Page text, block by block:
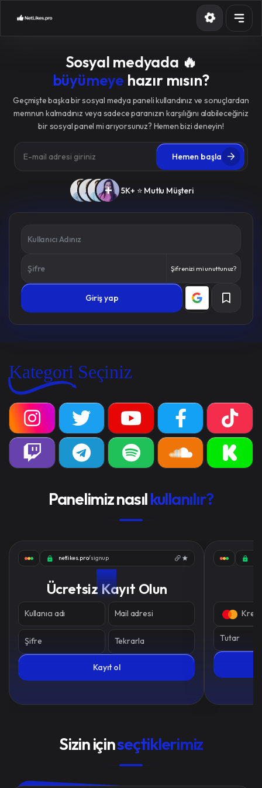
API
Blog
Contact
Hızlı Üyelik
Sosyal medyada 🔥
büyümeye hazır mısın?
Geçmişte başka bir sosyal medya paneli kullandınız ve sonuçlardan
memnun kalmadınız veya sadece paranızın karşılığını alabileceğiniz
bir sosyal panel mi arıyorsunuz? Hemen bizi deneyin!
Hemen başla
+ 5K+ ⭐ Mutlu Müşteri
Şifrenizi mi unuttunuz?
Giriş yap
Kategori Seçiniz
Panelimiz nasılkullanılır?
netlikes.pro/signup
01
Ücretsiz Kayıt Olun
Kullanıcı adı Mail adresi
Şifre Tekrarla
Kayıt ol
Kredi
Tutar
Sizin içinseçtiklerimiz